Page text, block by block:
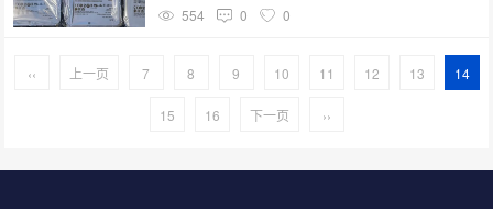
554 0 0
‹‹ 上一页 7 8 9 10 11 12 13 14
15 16 下一页 ››